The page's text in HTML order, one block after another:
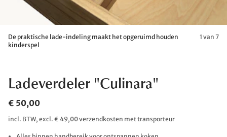
De praktische lade-indeling maakt het opgeruimd houden
kinderspel
1 van 7
Ladeverdeler "Culinara"
€ 50,00
incl. BTW, excl. € 49,00 verzendkosten met transporteur